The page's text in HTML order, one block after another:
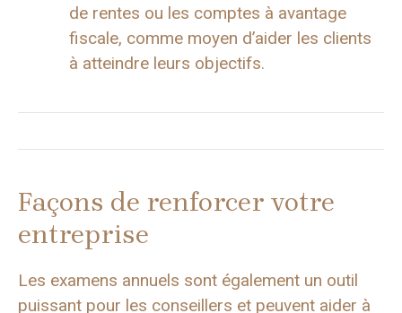
de rentes ou les comptes à avantage
fiscale, comme moyen d’aider les clients
à atteindre leurs objectifs.
Façons de renforcer votre
entreprise
Les examens annuels sont également un outil
puissant pour les conseillers et peuvent aider à